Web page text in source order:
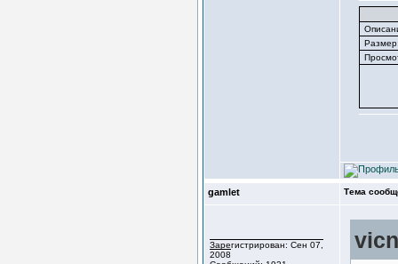
gamlet Тема
Зарегистрирован: Сен 07,
2008